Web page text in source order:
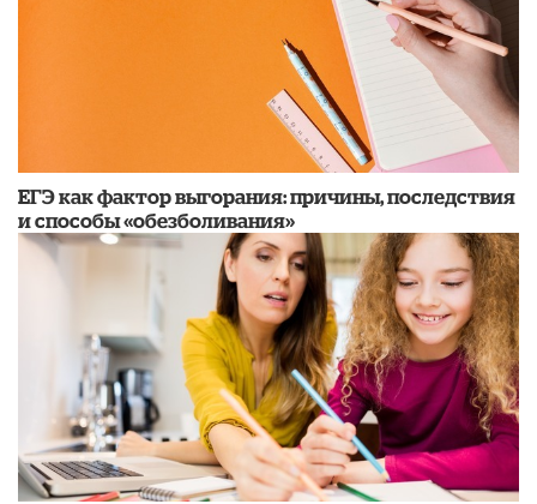
​ЕГЭ как фактор выгорания: причины, последствия
и способы «обезболивания»